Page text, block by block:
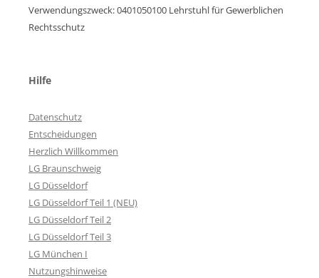
Verwendungszweck: 0401050100 Lehrstuhl für Gewerblichen
Rechtsschutz
Hilfe
Datenschutz
Entscheidungen
Herzlich Willkommen
LG Braunschweig
LG Düsseldorf
LG Düsseldorf Teil 1 (NEU)
LG Düsseldorf Teil 2
LG Düsseldorf Teil 3
LG München I
Nutzungshinweise